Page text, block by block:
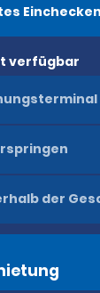
verfügbar
der